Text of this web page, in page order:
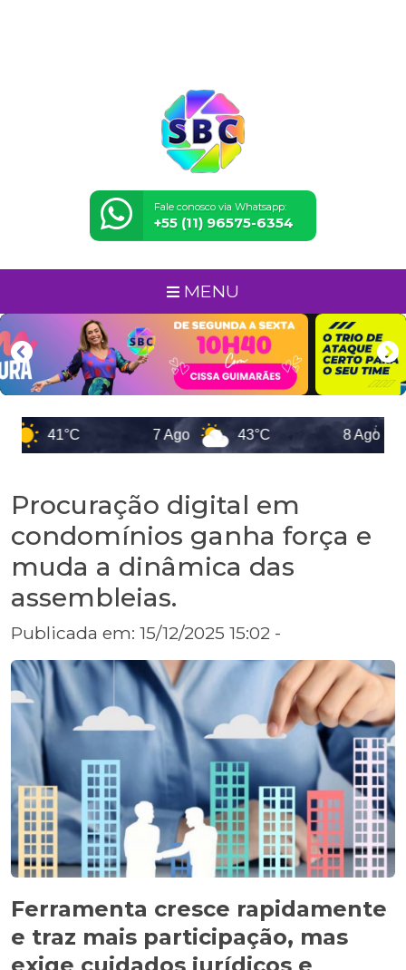
Fale conosco via Whatsapp:
+55 (11) 96575-6354
MENU
41°C 43°C 8 Ago
Procuração digital em
condomínios ganha força e
muda a dinâmica das
assembleias.
Publicada em: 15/12/2025 15:02 -
Ferramenta cresce rapidamente
e traz mais participação, mas